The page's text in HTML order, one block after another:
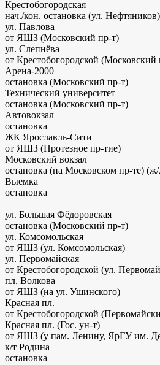
Крестобогородская
нач./кон. остановка (ул. Нефтяников)
ул. Павлова
от ЯШЗ (Московский пр-т)
ул. Слепнёва
от Крестобогородской (Московский
Арена-2000
остановка (Московский пр-т)
Технический университет
остановка (Московский пр-т)
Автовокзал
остановка
ЖК Ярославль-Сити
от ЯШЗ (Протезное пр-тие)
Московский вокзал
остановка (на Московском пр-те) (ж/
Выемка
остановка
ул. Большая Фёдоровская
остановка (Московский пр-т)
ул. Комсомольская
от ЯШЗ (ул. Комсомольская)
ул. Первомайская
от Крестобогородской (ул.
пл. Волкова
от ЯШЗ (на ул. Ушинского)
Красная пл.
от Крестобогородской
Красная пл. (Гос. ун-т)
от ЯШЗ (у пам. Ленину, ЯрГУ им.
к/т Родина
остановка